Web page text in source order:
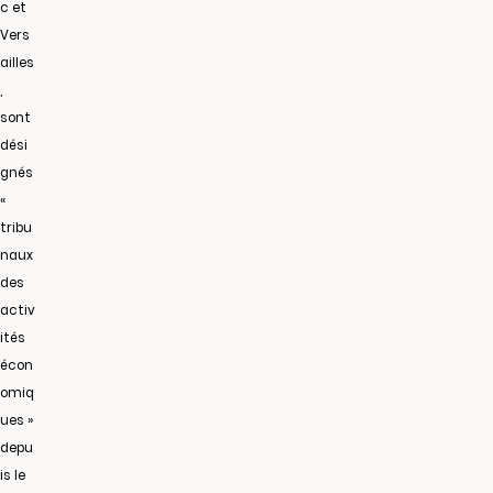
c et
Vers
ailles
sont
dési
gnés
«
tribu
naux
des
activ
ités
écon
omiq
ues »
depu
is le